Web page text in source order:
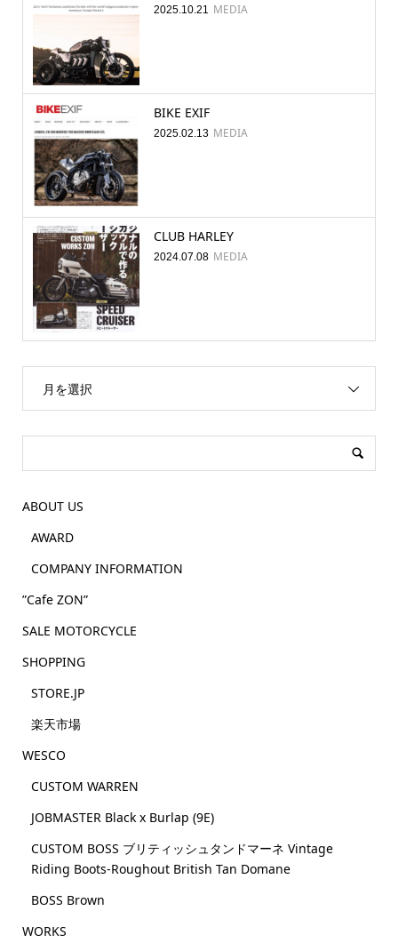
2025.10.21 MEDIA
BIKE EXIF
2025.02.13 MEDIA
CLUB HARLEY
2024.07.08 MEDIA
月を選択
ABOUT US
AWARD
COMPANY INFORMATION
”Cafe ZON”
SALE MOTORCYCLE
SHOPPING
STORE.JP
楽天市場
WESCO
CUSTOM WARREN
JOBMASTER Black x Burlap (9E)
CUSTOM BOSS ブリティッシュタンドマーネ Vintage
Riding Boots-Roughout British Tan Domane
BOSS Brown
WORKS